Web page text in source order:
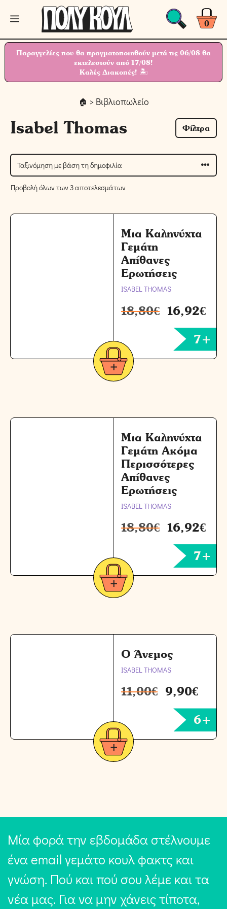
Μετάβαση
περιεχόμενο
0
Μενού
Παραγγελίες που θα πραγματοποιηθούν μετά τις 06/08 θα
εκτελεστούν από 17/08!
Καλές Διακοπές! 🏝
> Βιβλιοπωλείο
Isabel Thomas Φίλτρα
Προβολή όλων των 3 αποτελεσμάτων
Μια Καληνύχτα
Γεμάτη
Απίθανες
Ερωτήσεις
ISABEL THOMAS
18,80€ 16,92€
7+
Μια Καληνύχτα
Γεμάτη Ακόμα
Περισσότερες
Απίθανες
Ερωτήσεις
ISABEL THOMAS
18,80€ 16,92€
7+
Ο Άνεμος
ISABEL THOMAS
11,00€ 9,90€
6+
Μία φορά την εβδομάδα στέλνουμε
ένα email γεμάτο κουλ φακτς και
γνώση. Πού και πού σου λέμε και τα
νέα μας. Για να μην χάνεις τίποτα,